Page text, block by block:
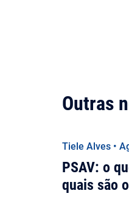
Outras
Tiele Alves •
PSAV: o
quais são